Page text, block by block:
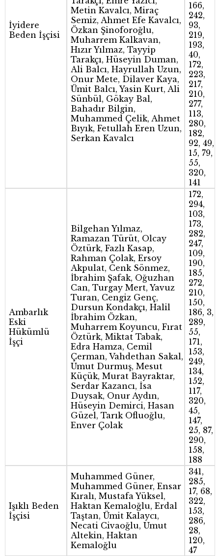
İyidere
Beden İşçisi
Metin Kavalcı, Miraç
Semiz, Ahmet Efe Kavalcı,
Özkan Şinoforoğlu,
Muharrem Kalkavan,
Hızır Yılmaz, Tayyip
Tarakçı, Hüseyin Duman,
Ali Balcı, Hayrullah Uzun,
Onur Mete, Dilaver Kaya,
Ümit Balcı, Yasin Kurt, Ali
Sünbül, Gökay Bal,
Bahadır Bilgin,
Muhammed Çelik, Ahmet
Bıyık, Fetullah Eren Uzun,
Serkan Kavalcı
166,
242,
93,
219,
193,
40,
172,
223,
217,
210,
277,
113,
280,
182,
92, 49,
15, 79,
55,
320,
141
Ambarlık
Eski
Hükümlü
İşçi
Bilgehan Yılmaz,
Ramazan Türüt, Olcay
Öztürk, Fazlı Kasap,
Rahman Çolak, Ersoy
Akpulat, Cenk Sönmez,
İbrahim Şafak, Oğuzhan
Can, Turgay Mert, Yavuz
Turan, Cengiz Genç,
Dursun Kondakçı, Halil
İbrahim Özkan,
Muharrem Koyuncu, Fırat
Öztürk, Miktat Tabak,
Edra Hamza, Cemil
Çerman, Vahdethan Sakal,
Umut Durmuş, Mesut
Küçük, Murat Bayraktar,
Serdar Kazancı, İsa
Duysak, Onur Aydın,
Hüseyin Demirci, Hasan
Güzel, Tarık Ofluoğlu,
Enver Çolak
172,
294,
103,
173,
282,
247,
109,
190,
185,
272,
210,
150,
186, 3,
289,
55,
171,
153,
249,
134,
152,
117,
320,
45,
147,
25, 87,
290,
158,
188
Işıklı Beden
İşçisi
Muhammed Güner,
Muhammed Güner, Ensar
Kıralı, Mustafa Yüksel,
Haktan Kemaloğlu, Erdal
Taştan, Ümit Kalaycı,
Necati Civaoğlu, Umut
Altekin, Haktan
Kemaloğlu
341,
285,
17, 68,
322,
153,
286,
28,
120,
47